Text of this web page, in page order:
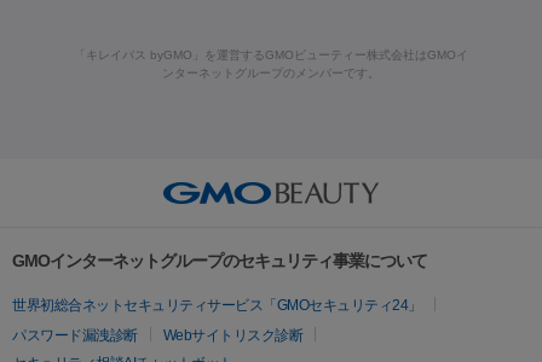
脂肪溶解注射
BNLS・BNLS neo カベリン
輪郭注射（MLM）
ケミカルピーリング
マッサージピール
疲労回復・健康
プラセンタ注射
にんにく注射
ーザー治療（黒ずみ）
医療脱毛（指）
ダイエット点滴・ ダイエ
レーザーピーリング
レーザー治療（しみスポット照
医療脱毛（ヒゲ） ポテンツァ トラネキサム酸
ハイドラジェントル
ルメッカ ジェネシス リジュラン
オンダリフト
ジュベルック
ラフォーマー（ウルトラフォーマーⅢ）
サーマクール
イントラ
ツァ）
「キレイパス byGMO」を運営するGMOビューティー株式会社はGMOイ
ンターネットグループのメンバーです。
GMOインターネットグループのセキュリティ事業について
世界初総合ネットセキュリティサービス「GMOセキュリティ24」
パスワード漏洩診断
Webサイトリスク診断